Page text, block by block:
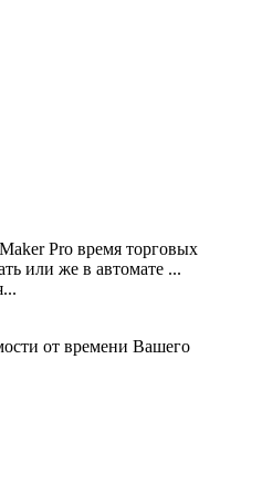
Pro время торговых
или же в автомате ...
от времени Вашего